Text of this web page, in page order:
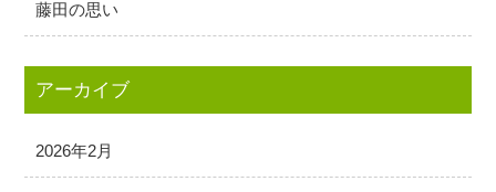
藤田の思い
アーカイブ
2026年2月